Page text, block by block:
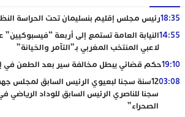
18:35رئيس مجلس إقليم بنسليمان تحت الحراسة
14:55النيابة العامة تستمع إلى أربعة
لاعبي المنتخب المغربي بـ”التآمر والخيانة”
19:10حكم قضائي يبطل مخالفة سير بعد الطعن في
03:08
سجنا للناصري الرئيس السابق للوداد الرياضي
الصحراء”